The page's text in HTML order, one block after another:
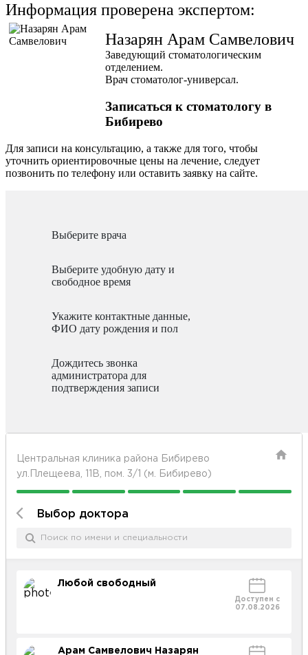
Информация проверена экспертом:
Назарян Арам Самвелович
Заведующий стоматологическим
отделением.
Врач стоматолог-универсал.
Записаться к стоматологу в
Бибирево
Для записи на консультацию, а также для того, чтобы
уточнить ориентировочные цены на лечение, следует
позвонить по телефону или оставить заявку на сайте.
Выберите врача
Выберите удобную дату и
свободное время
Укажите контактные данные,
ФИО дату рождения и пол
Дождитесь звонка
администратора для
подтверждения записи